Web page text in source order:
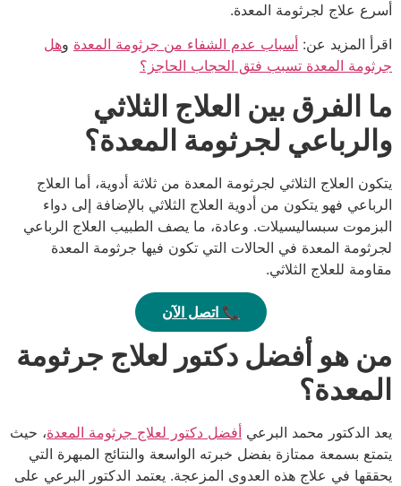
أسرع علاج لجرثومة المعدة.
اقرأ المزيد عن: أسباب عدم الشفاء من جرثومة المعدة وهل
جرثومة المعدة تسبب فتق الحجاب الحاجز؟
ما الفرق بين العلاج الثلاثي
والرباعي لجرثومة المعدة؟
يتكون العلاج الثلاثي لجرثومة المعدة من ثلاثة أدوية، أما العلاج
الرباعي فهو يتكون من أدوية العلاج الثلاثي بالإضافة إلى دواء
البزموت سبساليسيلات. وعادة، ما يصف الطبيب العلاج الرباعي
لجرثومة المعدة في الحالات التي تكون فيها جرثومة المعدة
مقاومة للعلاج الثلاثي.
📞 اتصل الآن
من هو أفضل دكتور لعلاج جرثومة
المعدة؟
يعد الدكتور محمد البرعي أفضل دكتور لعلاج جرثومة المعدة، حيث
يتمتع بسمعة ممتازة بفضل خبرته الواسعة والنتائج المبهرة التي
يحققها في علاج هذه العدوى المزعجة. يعتمد الدكتور البرعي على